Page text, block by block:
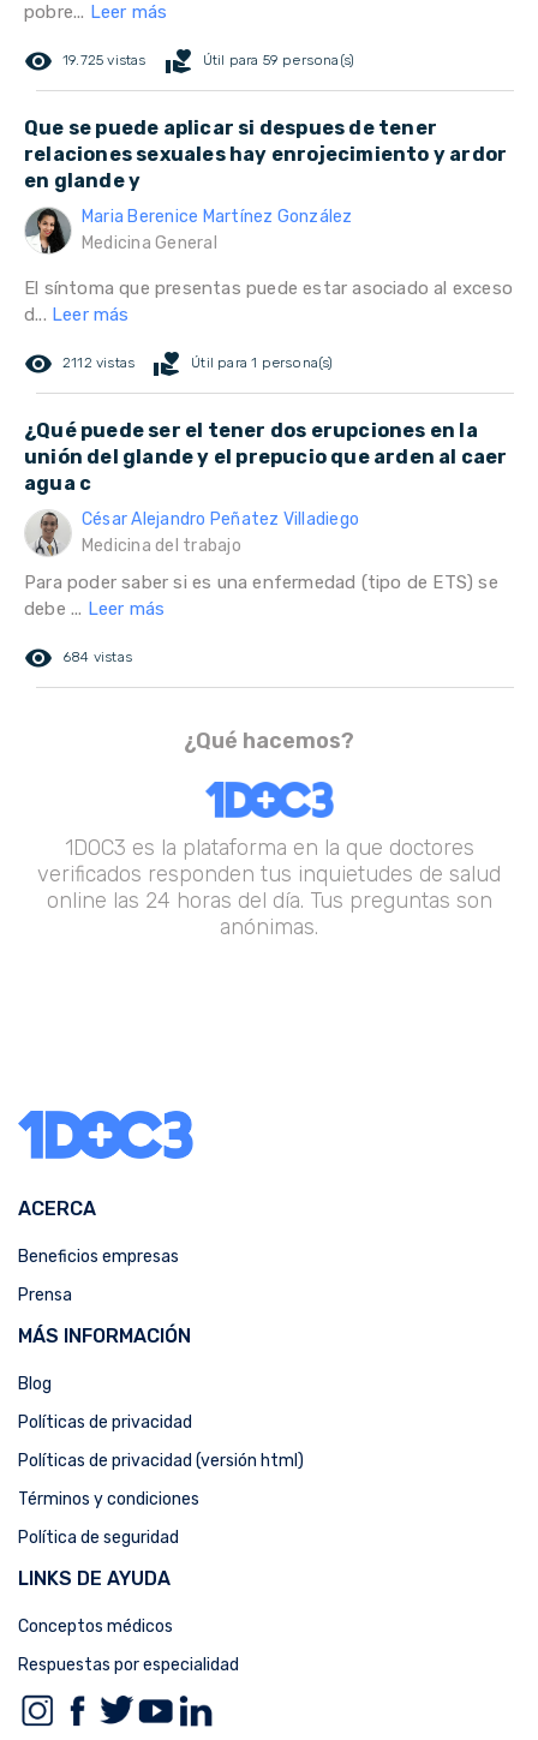
pobre... Leer más
remove_red_eye 19.725 vistas volunteer_activism Útil para 59 persona(s)
Que se puede aplicar si despues de tener
relaciones sexuales hay enrojecimiento y ardor
en glande y
Maria Berenice Martínez González
Medicina General
El síntoma que presentas puede estar asociado al exceso
d... Leer más
remove_red_eye 2112 vistas volunteer_activism Útil para 1 persona(s)
¿Qué puede ser el tener dos erupciones en la
unión del glande y el prepucio que arden al caer
agua c
César Alejandro Peñatez Villadiego
Medicina del trabajo
Para poder saber si es una enfermedad (tipo de ETS) se
debe ... Leer más
remove_red_eye 684 vistas
¿Qué hacemos?
1DOC3 es la plataforma en la que doctores
verificados responden tus inquietudes de salud
online las 24 horas del día. Tus preguntas son
anónimas.
ACERCA
Beneficios empresas
Prensa
MÁS INFORMACIÓN
Blog
Políticas de privacidad
Políticas de privacidad (versión html)
Términos y condiciones
Política de seguridad
LINKS DE AYUDA
Conceptos médicos
Respuestas por especialidad